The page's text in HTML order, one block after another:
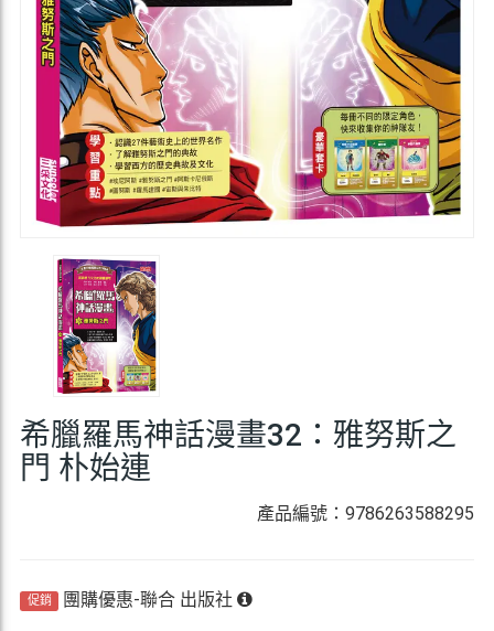
希臘羅馬神話漫畫32：雅努斯之
門 朴始連
產品編號：9786263588295
促銷 團購優惠-聯合 出版社